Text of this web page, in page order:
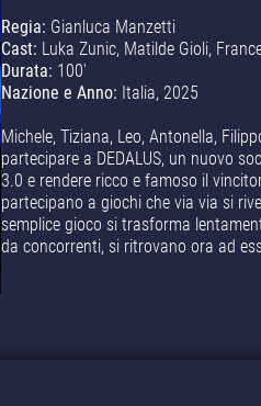
Regia: Gianluca Manzetti
Cast: Luka Zunic, Matilde Gioli,
Durata: 100'
Nazione e Anno: Italia, 2025
Michele, Tiziana, Leo, Antonella,
partecipare a DEDALUS, un nuovo
3.0 e rendere ricco e famoso il
partecipano a giochi che via via si
semplice gioco si trasforma
da concorrenti, si ritrovano ora ad